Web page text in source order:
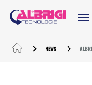
NEWS